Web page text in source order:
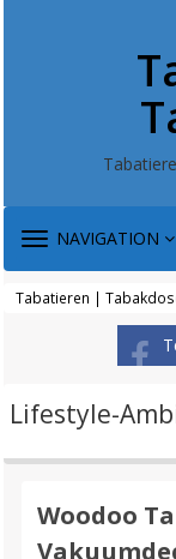
TOGGLE
NAVIGATION
Tabatieren |
Lifestyle-
Woodoo